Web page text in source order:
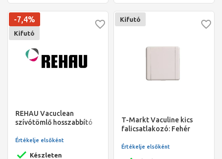
REHAU Vacuclean
szívótömlő hosszabbító
-7,4%
Kifutó
Készleten
Értékelje elsőként
T-Markt Vaculine kics
falicsatlakozó: Fehér
PF059 és PF029D
Kifutó
Értékelje elsőként